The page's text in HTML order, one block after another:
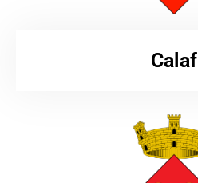
Calaf